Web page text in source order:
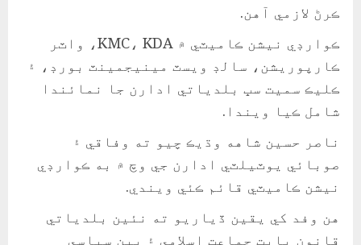
ڪرڻ لازمي آهن.
ڪوارڊي نيشن ڪاميٽي ۾ KMC، KDA، واٽر
ڪارپوريشن، سالڊ ويسٽ مينيجمينٽ بورڊ، ۽
ڪليڪ سميت سڀ بلدياتي ادارن جا نمائندا
شامل ڪيا ويندا.
ناصر حسين شاهه وڌيڪ چيو ته وفاقي ۽
صوبائي يوٽيلٽي ادارن جي وچ ۾ به ڪوارڊي
نيشن ڪاميٽي قائم ڪئي ويندي.
هن وفد کي يقين ڏياريو ته نئين بلدياتي
قانون بابت جماعت اسلامي ۽ ٻين سياسي